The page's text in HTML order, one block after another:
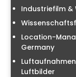
Industriefilm
Location-
Germany
Luftbilder